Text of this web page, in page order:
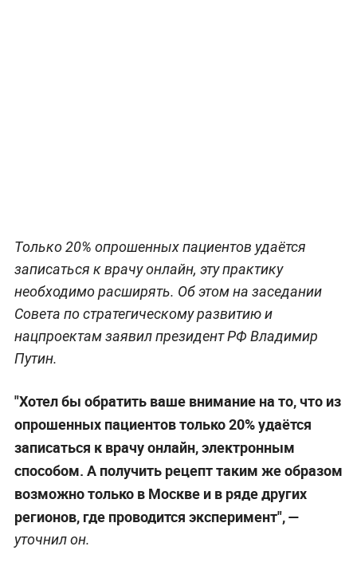
Только 20% опрошенных пациентов удаётся
записаться к врачу онлайн, эту практику
необходимо расширять. Об этом на заседании
Совета по стратегическому развитию и
нацпроектам заявил президент РФ Владимир
Путин.
"Хотел бы обратить ваше внимание на то, что из
опрошенных пациентов только 20% удаётся
записаться к врачу онлайн, электронным
способом. А получить рецепт таким же образом
возможно только в Москве и в ряде других
регионов, где проводится эксперимент", —
уточнил он.